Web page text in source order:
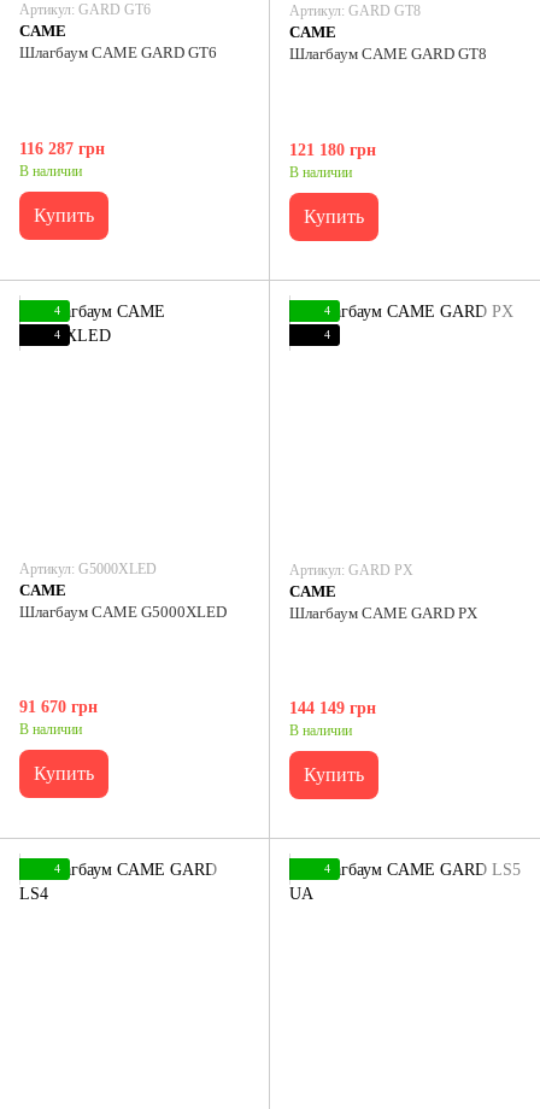
Артикул: GARD GT6
CAME
Шлагбаум CAME GARD GT6
116 287 грн
В наличии
Купить
Артикул: GARD GT8
CAME
Шлагбаум CAME GARD GT8
121 180 грн
В наличии
Купить
4
4
Артикул: G5000XLED
CAME
Шлагбаум CAME G5000XLED
91 670 грн
В наличии
Купить
4
4
Артикул: GARD PX
CAME
Шлагбаум CAME GARD PX
144 149 грн
В наличии
Купить
4 4